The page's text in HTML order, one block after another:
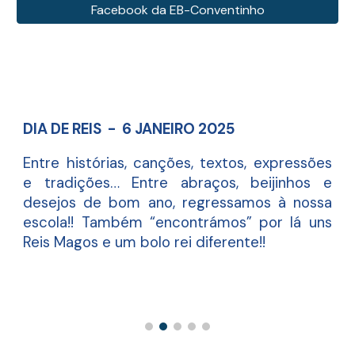
Facebook da EB-Conventinho
DIA DE REIS - 6 JANEIRO 2025
Entre histórias, canções, textos, expressões
e tradições… Entre abraços, beijinhos e
desejos de bom ano, regressamos à nossa
escola!! Também “encontrámos” por lá uns
Reis Magos e um bolo rei diferente!!